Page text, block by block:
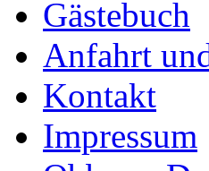
Gästebuch
Anfahrt
Kontakt
Impressum